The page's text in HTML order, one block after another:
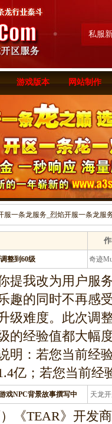
私服
游戏版本 网站制作
一条龙服务_烈焰开服一条龙服
整到60级 奇迹
条
提我改为用户服
趣的同时不再感
级难度。此次调
的经验值都大幅
明：若您当前经
亿；若您当前经
戏NPC背景故事撰写中 天龙
龙
《TEAR》开发